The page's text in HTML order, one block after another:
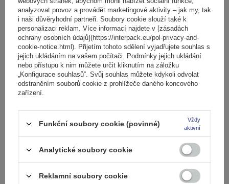
košíku
analyzovat provoz a provádět marketingové aktivity – jak my, tak
i naši důvěryhodní partneři. Soubory cookie slouží také k
personalizaci reklam. Více informací najdete v [zásadách
ochrany osobních údajů](https://interpack.eu/pol-privacy-and-
cookie-notice.html). Přijetím tohoto sdělení vyjadřujete souhlas s
jejich ukládáním na vašem počítači. Podmínky jejich ukládání
nebo přístupu k nim můžete určit kliknutím na záložku
„Konfigurace souhlasů”. Svůj souhlas můžete kdykoli odvolat
odstraněním souborů cookie z prohlížeče daného koncového
zařízení.
Funkční soubory cookie (povinné)
Vždy
aktivní
Analytické soubory cookie
Reklamní soubory cookie